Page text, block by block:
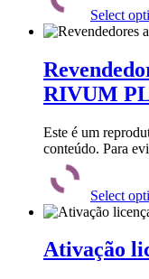
Select
RIVUM
Este é um
conteúdo. Para
Select
Ativação